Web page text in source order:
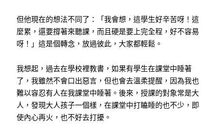
但他現在的想法不同了：「我會想，這學生好辛苦呀！這
麼累，還要撐著來聽課，而且硬是要上完全程，好不容易
呀！」這是個轉念，放過彼此，大家都輕鬆。
我想起，過去在學校裡教書，如果有學生在課堂中睡著
了，我雖然不會口出惡言，但也會去溫柔提醒，因為我也
難以容忍有人在我課堂中睡著。後來，授課的對象常是大
人，發現大人孩子一個樣，在課堂中打瞌睡的也不少，即
使內心再火，也不好去打擾。